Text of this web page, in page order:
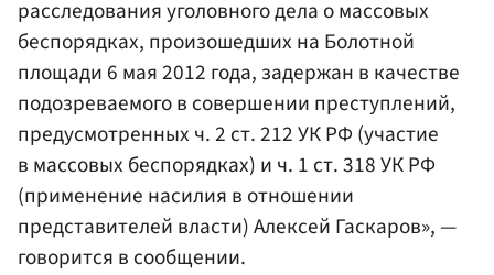
расследования уголовного дела о массовых
беспорядках, произошедших на Болотной
площади 6 мая 2012 года, задержан в качестве
подозреваемого в совершении преступлений,
предусмотренных ч. 2 ст. 212 УК РФ (участие
в массовых беспорядках) и ч. 1 ст. 318 УК РФ
(применение насилия в отношении
представителей власти) Алексей Гаскаров», —
говорится в сообщении.